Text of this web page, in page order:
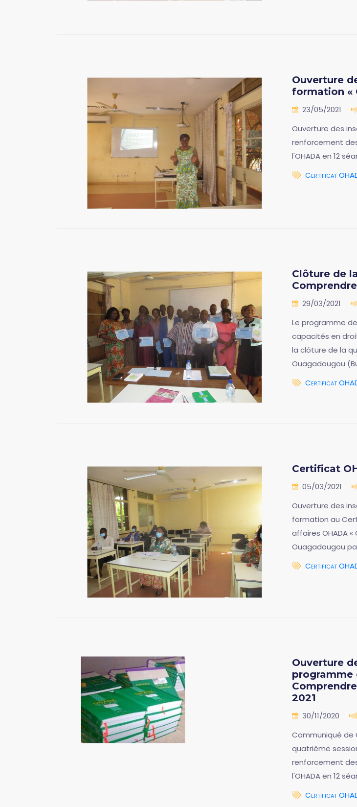
Ouverture
formation «
23/05/2021
Ouverture des
renforcement
l'OHADA en 12
Certificat
Clôture de
29/03/2021
Le programme
capacités en
la clôture de la
Ouagadougou
Certificat
Certificat
05/03/2021
Ouverture des
formation au
affaires OHADA
Ouagadougou
Certificat
Ouverture
programme
2021
30/11/2020
Communiqué de
quatrième
renforcement
l'OHADA en 12
Certificat